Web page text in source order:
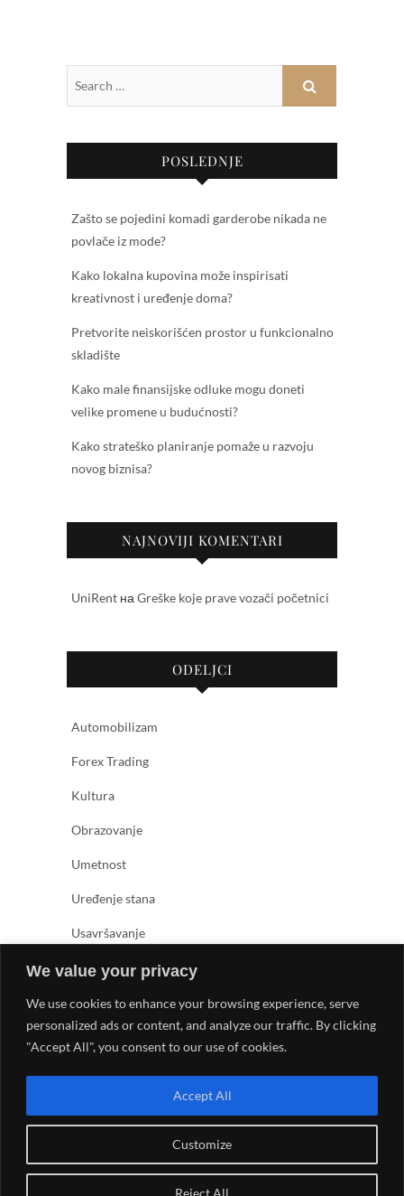
We value your privacy
We use cookies to enhance your browsing experience, serve
personalized ads or content, and analyze our traffic. By clicking
"Accept All", you consent to our use of cookies.
Customize
Reject All
Accept All
POSLEDNJE
Zašto se pojedini komadi garderobe nikada ne
povlače iz mode?
Kako lokalna kupovina može inspirisati
kreativnost i uređenje doma?
Pretvorite neiskorišćen prostor u funkcionalno
skladište
Kako male finansijske odluke mogu doneti
velike promene u budućnosti?
Kako strateško planiranje pomaže u razvoju
novog biznisa?
NAJNOVIJI KOMENTARI
UniRent на Greške koje prave vozači početnici
ODELJCI
Automobilizam
Forex Trading
Kultura
Obrazovanje
Umetnost
Uređenje stana
Usavršavanje
Zabava
Zanimljivosti
Kreativno umetnički magazin